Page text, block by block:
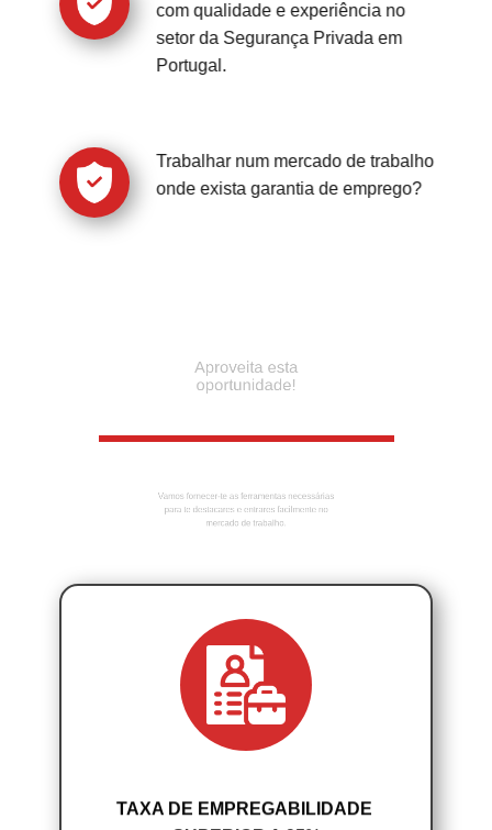
com qualidade e experiência no
setor da Segurança Privada em
Portugal.
Trabalhar num mercado de trabalho
onde exista garantia de emprego?
Aproveita es​ta
oportunidade!
para te destacares e entrares facilmente no
TAXA DE EMPREGABILIDADE
SUPERIOR A 95%